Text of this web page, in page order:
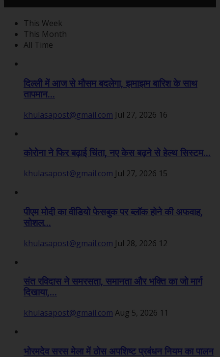
This Week
This Month
All Time
दिल्ली में आज से मौसम बदलेगा, झमाझम बारिश के साथ
तापमान...
khulasapost@gmail.com Jul 27, 2026 16
कोरोना ने फिर बढ़ाई चिंता, नए केस बढ़ने से हेल्थ सिस्टम...
khulasapost@gmail.com Jul 27, 2026 15
पीएम मोदी का वीडियो फेसबुक पर ब्लॉक होने की अफवाह,
सोशल...
khulasapost@gmail.com Jul 28, 2026 12
संत रविदास ने समरसता, समानता और भक्ति का जो मार्ग
दिखाया,...
khulasapost@gmail.com Aug 5, 2026 11
भोरमदेव सरस मेला में ठोस अपशिष्ट प्रबंधन नियम का पालन